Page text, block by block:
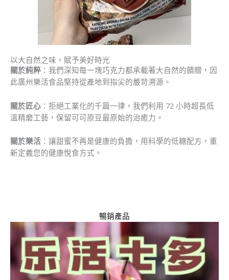
以大自然之味，賦予美好時光
關於純粹 ：我們深知每一塊巧克力都承載著大自然的饋贈，因
此廣州樂活食品堅持從產地到指尖的嚴苛溯源。
關於匠心 ：拒絕工業化的千篇一律，我們利用 72 小時超長低
溫精磨工藝，保留可可原豆最原始的治癒力。
關於樂活 ：讓甜蜜不再是健康的負擔，用科學的低糖配方，重
新定義您的健康悅食方式。
暢銷產品